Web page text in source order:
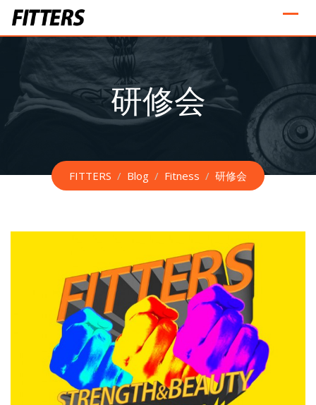
Skip
content
研修会
FITTERS / Blog / Fitness / 研修会